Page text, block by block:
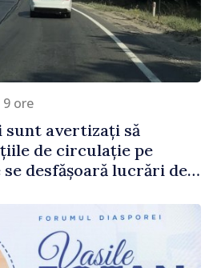
9 ore
avertizați să
de circulație pe
desfășoară lucrări de